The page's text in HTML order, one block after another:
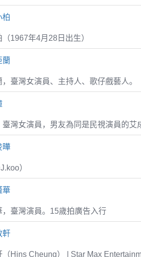
柏
（1967年4月28日出生）
蘭
，臺灣女演員、主持人、歌仔戲藝人。
臺灣女演員，男友為同是民視演員的艾
曄
）
華
，臺灣演員。15歲拍廣告入行
軒
（Hins Cheung） | Star Max